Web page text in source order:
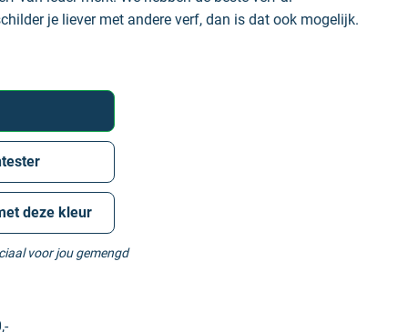
je liever met andere verf, dan is dat ook mogelijk.
deze kleur
voor jou gemengd